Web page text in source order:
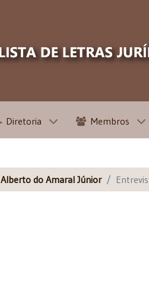
Diretoria Membros
Alberto do Amaral Júnior